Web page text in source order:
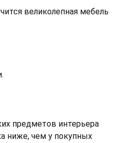
великолепная мебель
предметов интерьера
ниже, чем у покупных